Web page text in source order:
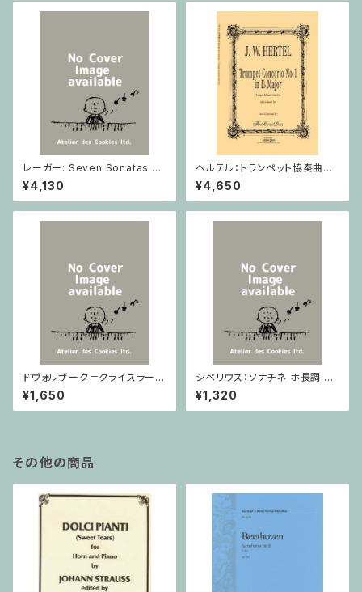
レーガー: Seven Sonatas o
p. 91 Heft 2 / ヴァイオリン
¥4,130
ヘルテル：トランペット協奏曲第1
番 変ホ長調/トランペット・ピア
ノ
¥4,650
ドヴォルザーク＝クライスラー：
スラヴ幻想曲 ロ短調 from Op.
55-4, Op.75 / ヴァイオリンと
ピアノ
¥1,650
シベリウス：ソナチネ ホ長調 O
p.80 / ヴァイオリンとピアノ
¥1,320
その他の商品